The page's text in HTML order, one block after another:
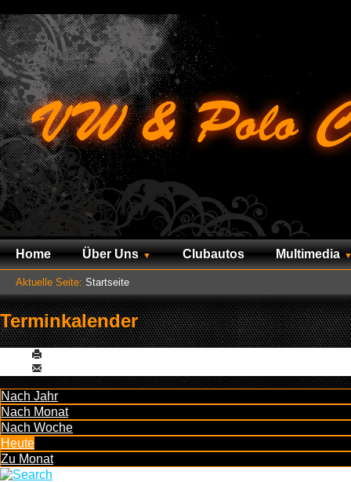
Home Über Uns Clubautos Multimedia
Aktuelle Seite: Startseite
Terminkalender
Nach Jahr
Nach Monat
Nach Woche
Heute
Zu Monat